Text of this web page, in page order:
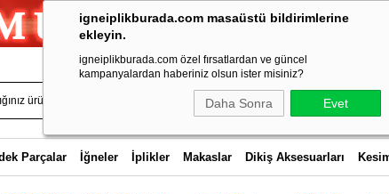
igneiplikburada.com masaüstü bildirimlerine
ekleyin.
igneiplikburada.com özel fırsatlardan ve güncel
kampanyalardan haberiniz olsun ister misiniz?
Daha Sonra Evet
Parçalar İğneler İplikler Makaslar Dikiş Aksesuarları